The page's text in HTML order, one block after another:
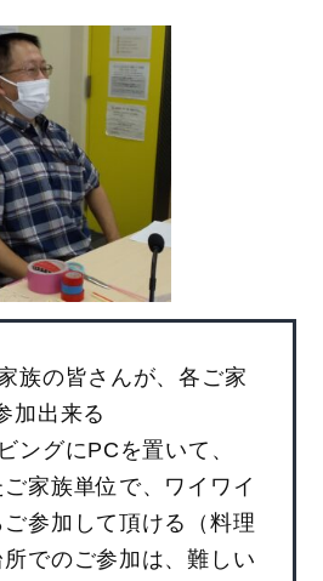
族の皆さんが、各ご家
加出来る
ングにPCを置いて、
家族単位で、ワイワイ
参加して頂ける（料理
でのご参加は、難しい